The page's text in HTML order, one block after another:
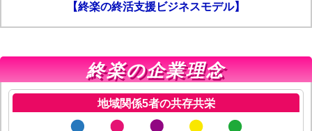
【終楽の終活支援ビジネスモデル】
終楽の企業理念
地域関係5者の共存共栄